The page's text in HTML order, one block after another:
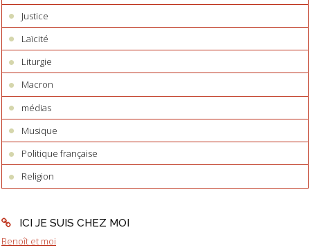
Justice
Laïcité
Liturgie
Macron
médias
Musique
Politique française
Religion
ICI JE SUIS CHEZ MOI
Benoît et moi